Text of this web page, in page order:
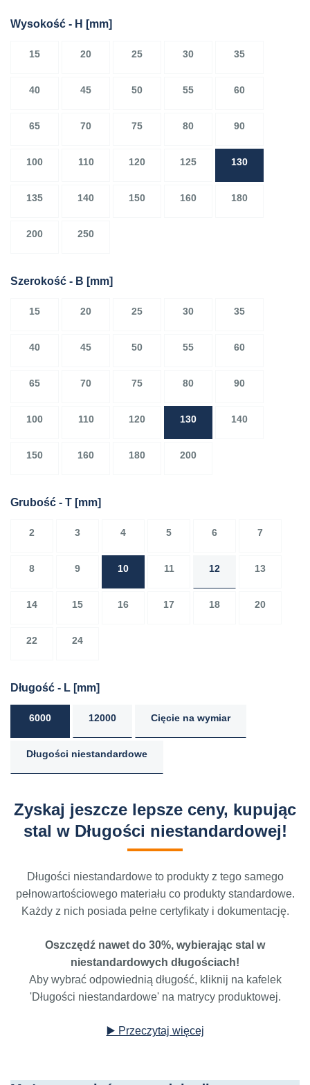
Wysokość - H [mm]
15 20 25 30 35
40 45 50 55 60
65 70 75 80 90
100 110 120 125 130
135 140 150 160 180
200 250
Szerokość - B [mm]
15 20 25 30 35
40 45 50 55 60
65 70 75 80 90
100 110 120 130 140
150 160 180 200
Grubość - T [mm]
2 3 4 5 6 7
8 9 10 11 12 13
14 15 16 17 18 20
22 24
Długość - L [mm]
6000 12000 Cięcie na wymiar
Długości niestandardowe
Zyskaj jeszcze lepsze ceny, kupując
stal w Długości niestandardowej!
Długości niestandardowe to produkty z tego samego
pełnowartościowego materiału co produkty standardowe.
Każdy z nich posiada pełne certyfikaty i dokumentację.
Oszczędź nawet do 30%, wybierając stal w
niestandardowych długościach!
Aby wybrać odpowiednią długość, kliknij na kafelek
'Długości niestandardowe' na matrycy produktowej.
▶️ Przeczytaj więcej